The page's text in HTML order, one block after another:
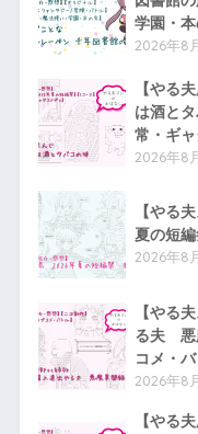
学園・本
2026年8
【やる
は酒と
常・ギャ
2026年8
【やる
夏の短
2026年8
【やる
る夫 悪
コメ・バ
2026年8
【やる